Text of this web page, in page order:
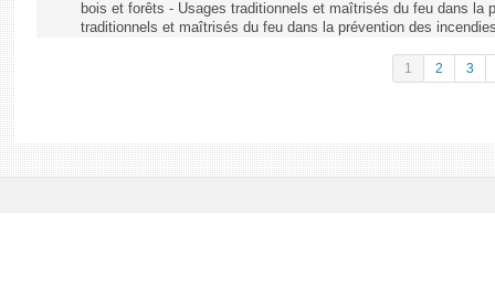
bois et forêts - Usages traditionnels et maîtrisés du feu dans la
traditionnels et maîtrisés du feu dans la prévention des
1 2 3